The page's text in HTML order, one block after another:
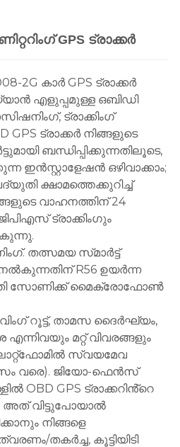
GPS ട്രാക്കർ
2G കാർ GPS ട്രാക്കർ
എളുപ്പമുള്ള ഒബിഡി
ട്രാക്കിംഗ്
ട്രാക്കർ നിങ്ങളുടെ
ബന്ധിപ്പിക്കുന്നതിലൂടെ,
ഇൻസ്റ്റാളേഷൻ ഒഴിവാക്കാം;
ക്ഷാമത്തെക്കുറിച്ച്
വാഹനത്തിന് 24
ട്രാക്കിംഗും
തത്സമയ സ്‌മാർട്ട്
R56 ഉയർന്ന
സോണിക്ക് മൈക്രോഫോൺ
റൂട്ട്, താമസ ദൈർഘ്യം,
മറ്റ് വിവരങ്ങളും
സ്വയമേവ
വരെ). ജിയോ-ഫെൻസ്
OBD GPS ട്രാക്കറിൻ്റെ
അത് വിട്ടുപോയാൽ
നിങ്ങളെ
തകർച്ച, കൂട്ടിയിടി